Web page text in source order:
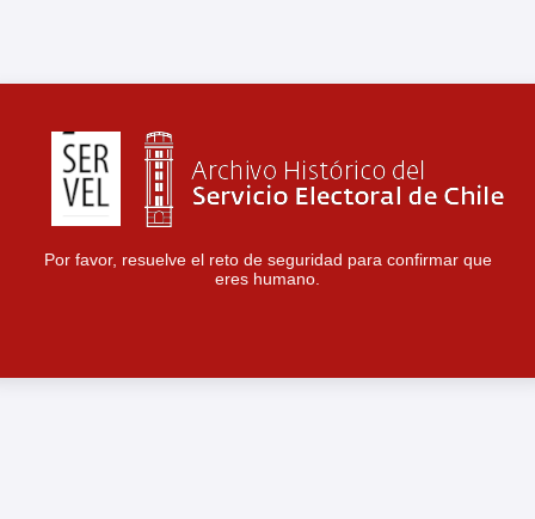
Por favor, resuelve el reto de seguridad para confirmar que
eres humano.